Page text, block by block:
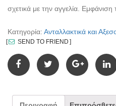
σχετικά με την αγγελία. Εμφάνιση
Κατηγορία: Ανταλλακτικά και
SEND TO FRIEND